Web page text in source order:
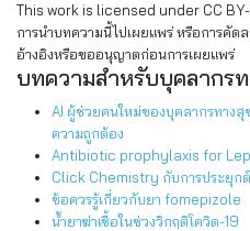
This work is licensed under CC
การนำบทความนี้ไปเผยแพร่ หรือการคั
อ้างอิงหรือขออนุญาตก่อนการเผยแพร่
บทความสำหรับบุคลากร
AI ผู้ช่วยคนใหม่ของบุคลากรทางสุ
ความถูกต้อง
Antibiotic prophylaxis for
Click Chemistry กับการประยุกต์
ข้อควรรู้เกี่ยวกับยา fomepizole
น้ำยาฆ่าเชื้อในช่วงวิกฤติโควิด-19